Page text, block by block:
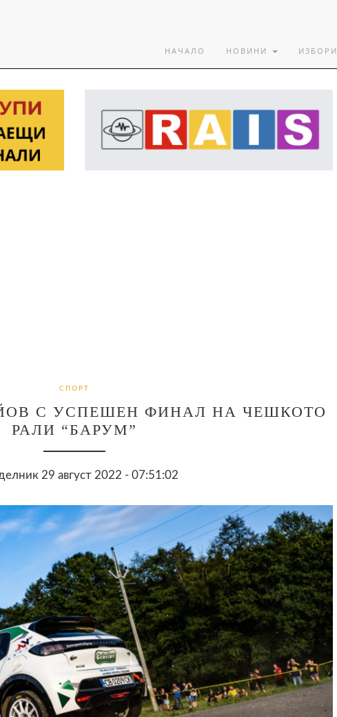
НАЧАЛО НОВИНИ ИЗБОРИ
СПОРТ
С УСПЕШЕН ФИНАЛ НА ЧЕШКОТО
РАЛИ “БАРУМ”
29 август 2022 - 07:51:02